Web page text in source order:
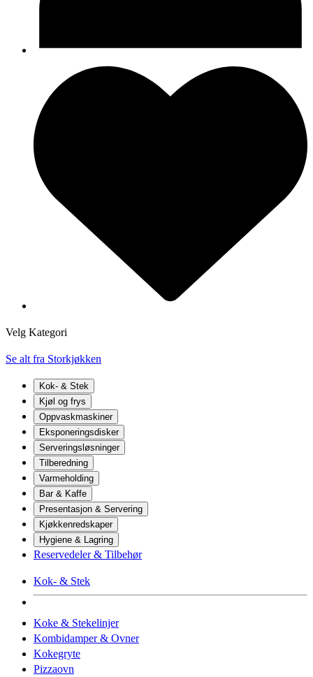
Velg Kategori
Se alt fra Storkjøkken
Kok- & Stek
Kjøl og frys
Oppvaskmaskiner
Eksponeringsdisker
Serveringsløsninger
Tilberedning
Varmeholding
Bar & Kaffe
Presentasjon & Servering
Kjøkkenredskaper
Hygiene & Lagring
Reservedeler & Tilbehør
Kok- & Stek
Koke & Stekelinjer
Kombidamper & Ovner
Kokegryte
Pizzaovn